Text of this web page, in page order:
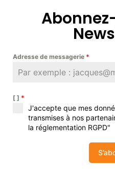
Adresse de messagerie *
[ ] *
J'accepte que mes
transmises à nos
la réglementation RGPD"